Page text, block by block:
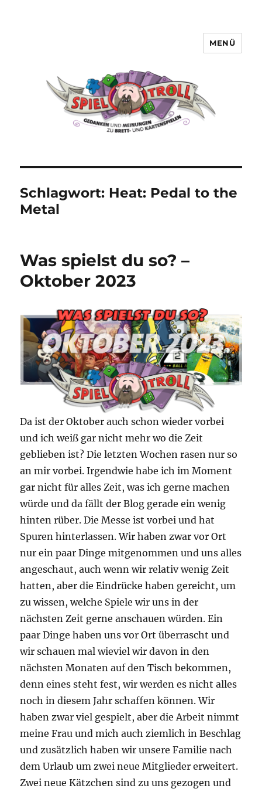
MENÜ
Schlagwort: Heat: Pedal to the
Metal
Was spielst du so? –
Oktober 2023
Da ist der Oktober auch schon wieder vorbei
und ich weiß gar nicht mehr wo die Zeit
geblieben ist? Die letzten Wochen rasen nur so
an mir vorbei. Irgendwie habe ich im Moment
gar nicht für alles Zeit, was ich gerne machen
würde und da fällt der Blog gerade ein wenig
hinten rüber. Die Messe ist vorbei und hat
Spuren hinterlassen. Wir haben zwar vor Ort
nur ein paar Dinge mitgenommen und uns alles
angeschaut, auch wenn wir relativ wenig Zeit
hatten, aber die Eindrücke haben gereicht, um
zu wissen, welche Spiele wir uns in der
nächsten Zeit gerne anschauen würden. Ein
paar Dinge haben uns vor Ort überrascht und
wir schauen mal wieviel wir davon in den
nächsten Monaten auf den Tisch bekommen,
denn eines steht fest, wir werden es nicht alles
noch in diesem Jahr schaffen können. Wir
haben zwar viel gespielt, aber die Arbeit nimmt
meine Frau und mich auch ziemlich in Beschlag
und zusätzlich haben wir unsere Familie nach
dem Urlaub um zwei neue Mitglieder erweitert.
Zwei neue Kätzchen sind zu uns gezogen und